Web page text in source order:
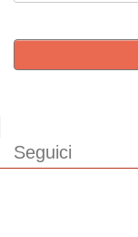
Seguici